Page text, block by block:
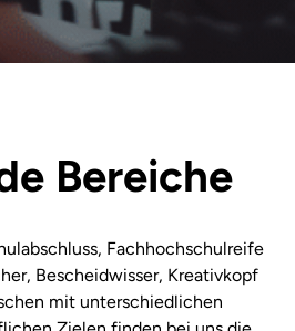
Bereiche
Fachhochschulreife
Bescheidwisser, Kreativkopf
mit unterschiedlichen